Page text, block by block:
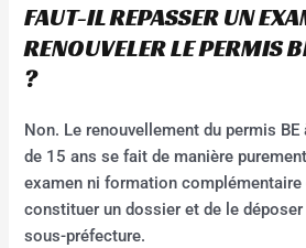
FAUT-IL REPASSER UN
RENOUVELER LE PERMIS
?
Non. Le renouvellement du permis
de 15 ans se fait de manière
examen ni formation
constituer un dossier et de le
sous-préfecture.